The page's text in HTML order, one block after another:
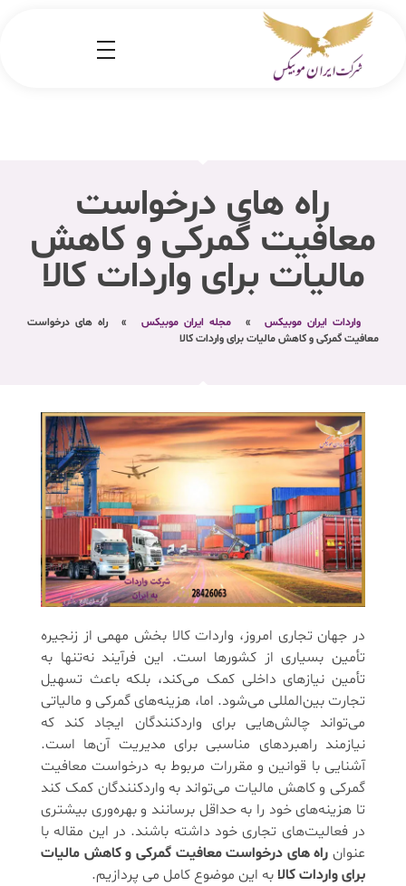
راه های درخواست
معافیت گمرکی و کاهش
مالیات برای واردات کالا
واردات ایران موبیکس » مجله ایران موبیکس »
راه های درخواست
معافیت گمرکی و کاهش مالیات برای واردات کالا
در جهان تجاری امروز، واردات کالا بخش مهمی از زنجیره
تأمین بسیاری از کشورها است. این فرآیند نه‌تنها به
تأمین نیازهای داخلی کمک می‌کند، بلکه باعث تسهیل
تجارت بین‌المللی می‌شود. اما، هزینه‌های گمرکی و مالیاتی
می‌تواند چالش‌هایی برای واردکنندگان ایجاد کند که
نیازمند راهبردهای مناسبی برای مدیریت آن‌ها است.
آشنایی با قوانین و مقررات مربوط به درخواست معافیت
گمرکی و کاهش مالیات می‌تواند به واردکنندگان کمک کند
تا هزینه‌های خود را به حداقل برسانند و بهره‌وری بیشتری
در فعالیت‌های تجاری خود داشته باشند. در این مقاله با
عنوان راه های درخواست معافیت گمرکی و کاهش مالیات
برای واردات کالا به این موضوع کامل می پردازیم.